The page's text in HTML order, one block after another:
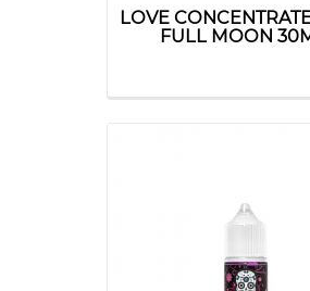
LOVE
FULL MOON